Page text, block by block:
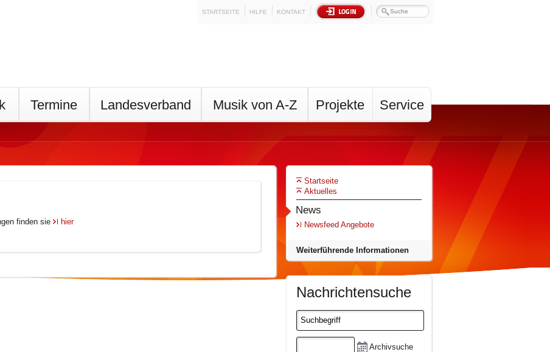
STARTSEITE HILFE KONTAKT
Termine Landesverband Musik von A-Z Projekte Service
finden sie
hier
Startseite
Aktuelles
News
Newsfeed Angebote
Weiterführende Informationen
Nachrichtensuche
Archivsuche